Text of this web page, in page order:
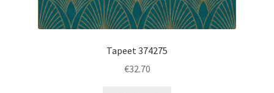
Tapeet 374275
€32.70